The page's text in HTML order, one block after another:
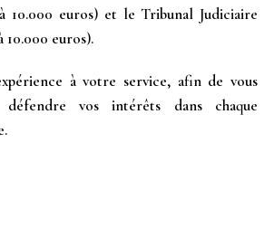
10.000 euros) et le Tribunal Judiciaire
10.000 euros).
à votre service, afin de vous
défendre vos intérêts dans chaque